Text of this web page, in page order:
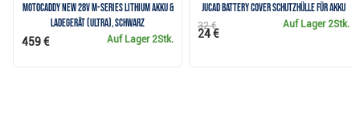
Motocaddy NEW 28V M-Series Lithium Akku &
Ladegerät (ULTRA), schwarz
Auf Lager 2Stk.
459 €
JuCad Battery Cover Schutzhülle für Akku
Auf Lager 2Stk.
32 €
24 €